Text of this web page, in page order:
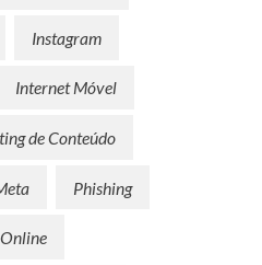
Instagram
Internet Móvel
de Conteúdo
Phishing